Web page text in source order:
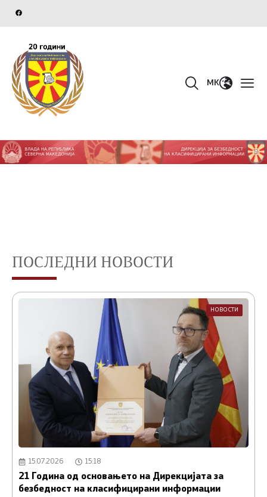
MK
ПОСЛЕДНИ НОВОСТИ
НОВОСТИ
15.07.2026 15:18
21 Година од основањето на Дирекцијата за
безбедност на класифицирани информации